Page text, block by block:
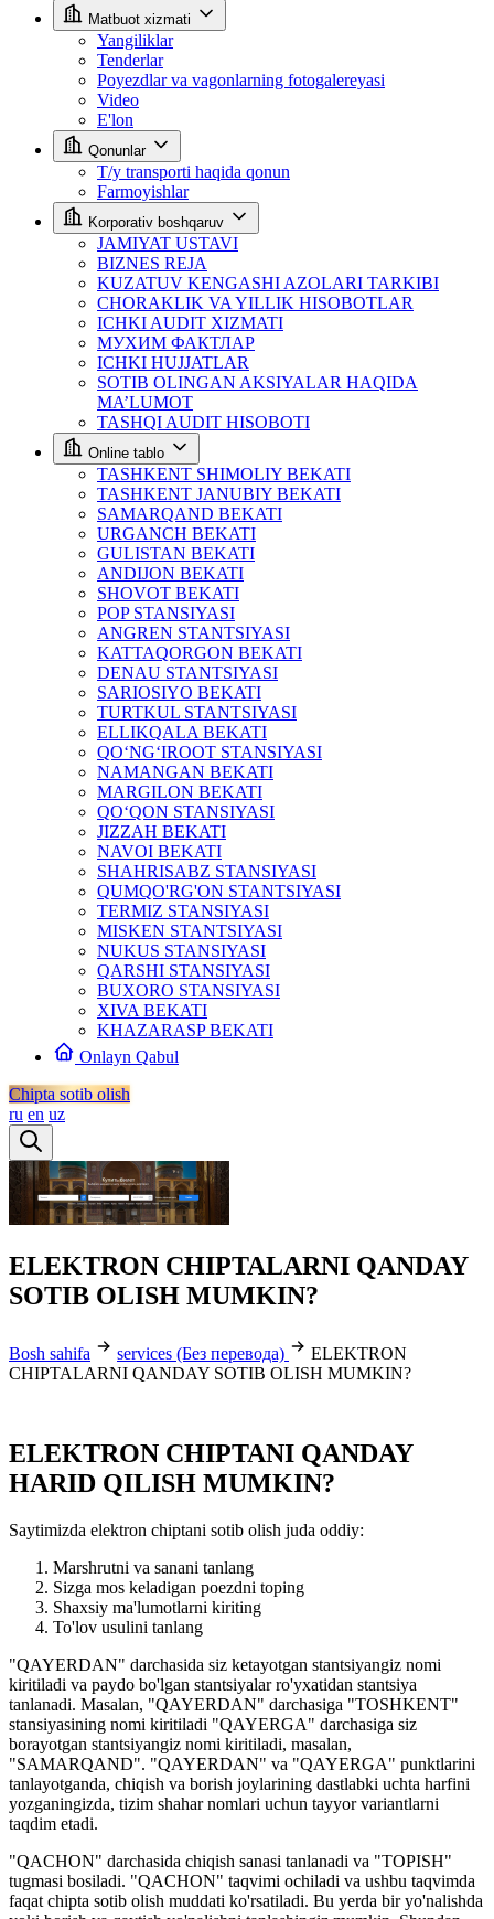
Matbuot xizmati
Yangiliklar
Tenderlar
Poyezdlar va vagonlarning fotogalereyasi
Video
E'lon
Qonunlar
T/y transporti haqida qonun
Farmoyishlar
Korporativ boshqaruv
JAMIYAT USTAVI
BIZNES REJA
KUZATUV KENGASHI AZOLARI TARKIBI
CHORAKLIK VA YILLIK HISOBOTLAR
ICHKI AUDIT XIZMATI
МУХИМ ФАКТЛАР
ICHKI HUJJATLAR
SOTIB OLINGAN AKSIYALAR HAQIDA
MA’LUMOT
TASHQI AUDIT HISOBOTI
Online tablo
TASHKENT SHIMOLIY BEKATI
TASHKENT JANUBIY BEKATI
SAMARQAND BEKATI
URGANCH BEKATI
GULISTAN BEKATI
ANDIJON BEKATI
SHOVOT BEKATI
POP STANSIYASI
ANGREN STANTSIYASI
KATTAQORGON BEKATI
DENAU STANTSIYASI
SARIOSIYO BEKATI
TURTKUL STANTSIYASI
ELLIKQALA BEKATI
QO‘NG‘IROOT STANSIYASI
NAMANGAN BEKATI
MARGILON BEKATI
QO‘QON STANSIYASI
JIZZAH BEKATI
NAVOI BEKATI
SHAHRISABZ STANSIYASI
QUMQO'RG'ON STANTSIYASI
TERMIZ STANSIYASI
MISKEN STANTSIYASI
NUKUS STANSIYASI
QARSHI STANSIYASI
BUXORO STANSIYASI
XIVA BEKATI
KHAZARASP BEKATI
Onlayn Qabul
Chipta sotib olish
ru en uz
ELEKTRON CHIPTALARNI QANDAY
SOTIB OLISH MUMKIN?
Bosh sahifa services (Без перевода)
ELEKTRON
CHIPTALARNI QANDAY SOTIB OLISH MUMKIN?
ELEKTRON CHIPTANI QANDAY
HARID QILISH MUMKIN?
Saytimizda elektron chiptani sotib olish juda oddiy:
Marshrutni va sanani tanlang
Sizga mos keladigan poezdni toping
Shaxsiy ma'lumotlarni kiriting
To'lov usulini tanlang
"QAYERDAN" darchasida siz ketayotgan stantsiyangiz nomi
kiritiladi va paydo bo'lgan stantsiyalar ro'yxatidan stantsiya
tanlanadi. Masalan, "QAYERDAN" darchasiga "TOSHKENT"
stansiyasining nomi kiritiladi "QAYERGA" darchasiga siz
borayotgan stantsiyangiz nomi kiritiladi, masalan,
"SAMARQAND". "QAYERDAN" va "QAYERGA" punktlarini
tanlayotganda, chiqish va borish joylarining dastlabki uchta harfini
yozganingizda, tizim shahar nomlari uchun tayyor variantlarni
taqdim etadi.
"QACHON" darchasida chiqish sanasi tanlanadi va "TOPISH"
tugmasi bosiladi. "QACHON" taqvimi ochiladi va ushbu taqvimda
faqat chipta sotib olish muddati ko'rsatiladi. Bu yerda bir yo'nalishda